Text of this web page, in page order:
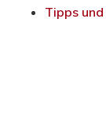
Tipps